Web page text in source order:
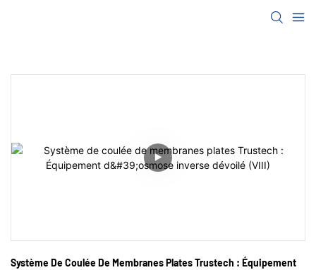
Système De Coulée De Membranes Plates Trustech : Équipement